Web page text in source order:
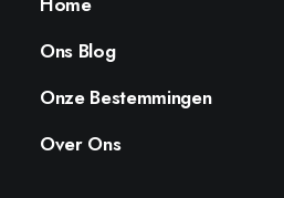
Ons Blog
Onze Bestemmingen
Over Ons